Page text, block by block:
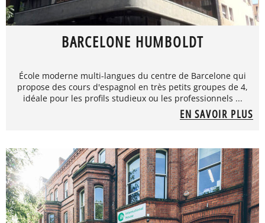
BARCELONE HUMBOLDT
École moderne multi-langues du centre de Barcelone qui
propose des cours d'espagnol en très petits groupes de 4,
idéale pour les profils studieux ou les professionnels ...
EN SAVOIR PLUS